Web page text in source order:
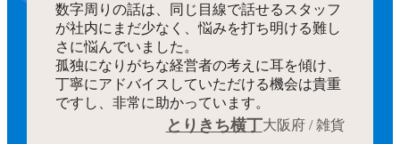
数字周りの話は、同じ目線で話せるスタッフ
が社内にまだ少なく、悩みを打ち明ける難し
さに悩んでいました。
孤独になりがちな経営者の考えに耳を傾け、
丁寧にアドバイスしていただける機会は貴重
ですし、非常に助かっています。
とりきち横丁大阪府 / 雑貨